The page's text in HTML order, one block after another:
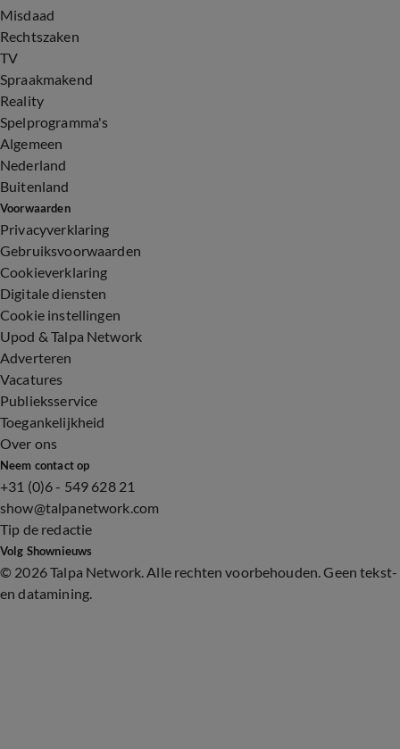
Misdaad
Rechtszaken
TV
Spraakmakend
Reality
Spelprogramma's
Algemeen
Nederland
Buitenland
Voorwaarden
Privacyverklaring
Gebruiksvoorwaarden
Cookieverklaring
Digitale diensten
Cookie instellingen
Upod & Talpa Network
Adverteren
Vacatures
Publieksservice
Toegankelijkheid
Over ons
Neem contact op
+31 (0)6 - 549 628 21
show@talpanetwork.com
Tip de redactie
Volg Shownieuws
© 2026 Talpa Network. Alle rechten voorbehouden. Geen tekst-
en datamining.